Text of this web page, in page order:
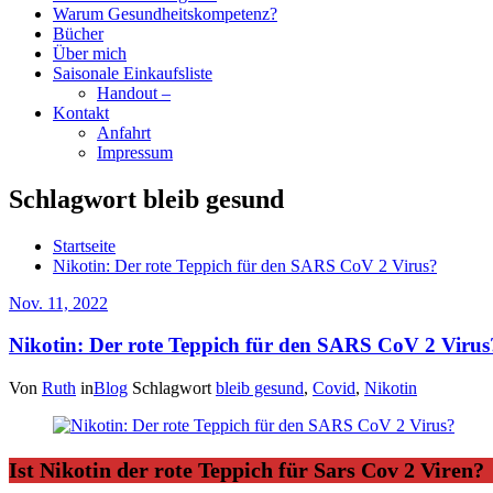
Warum Gesundheitskompetenz?
Bücher
Über mich
Saisonale Einkaufsliste
Handout –
Kontakt
Anfahrt
Impressum
Schlagwort bleib gesund
Startseite
Nikotin: Der rote Teppich für den SARS CoV 2 Virus?
Nov. 11, 2022
Nikotin: Der rote Teppich für den SARS CoV 2
Von Ruth inBlog Schlagwort bleib gesund, Covid, Nikotin
Ist Nikotin der rote Teppich für Sars Cov 2 Viren?